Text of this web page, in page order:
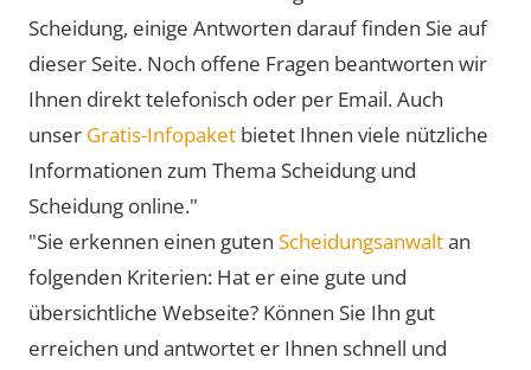
Scheidung, einige Antworten darauf finden Sie auf
dieser Seite. Noch offene Fragen beantworten wir
Ihnen direkt telefonisch oder per Email. Auch
unser Gratis-Infopaket bietet Ihnen viele nützliche
Informationen zum Thema Scheidung und
Scheidung online."
"Sie erkennen einen guten Scheidungsanwaltan
folgenden Kriterien: Hat er eine gute und
übersichtliche Webseite? Können Sie Ihn gut
erreichen und antwortet er Ihnen schnell und